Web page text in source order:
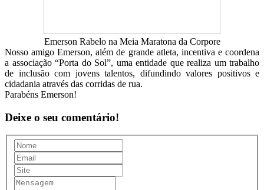
Emerson Rabelo na Meia Maratona da Corpore
Nosso amigo Emerson, além de grande atleta, incentiva e coordena
a associação “Porta do Sol”, uma entidade que realiza um trabalho
de inclusão com jovens talentos, difundindo valores positivos e
cidadania através das corridas de rua.
Parabéns Emerson!
Deixe o seu comentário!